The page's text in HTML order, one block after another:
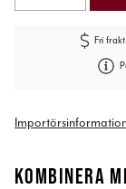
Fri
KOMBINERA